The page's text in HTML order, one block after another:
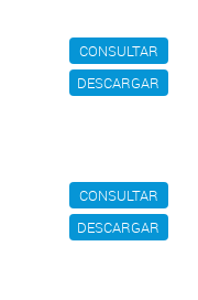
CONSULTAR
DESCARGAR
CONSULTAR
DESCARGAR